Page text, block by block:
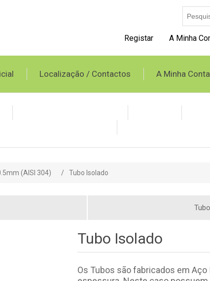
Registar A Minha
Localização / Contactos A Minha Conta
(AISI 304) / Tubo Isolado
Tubo Isolado
Os Tubos são fabricados em